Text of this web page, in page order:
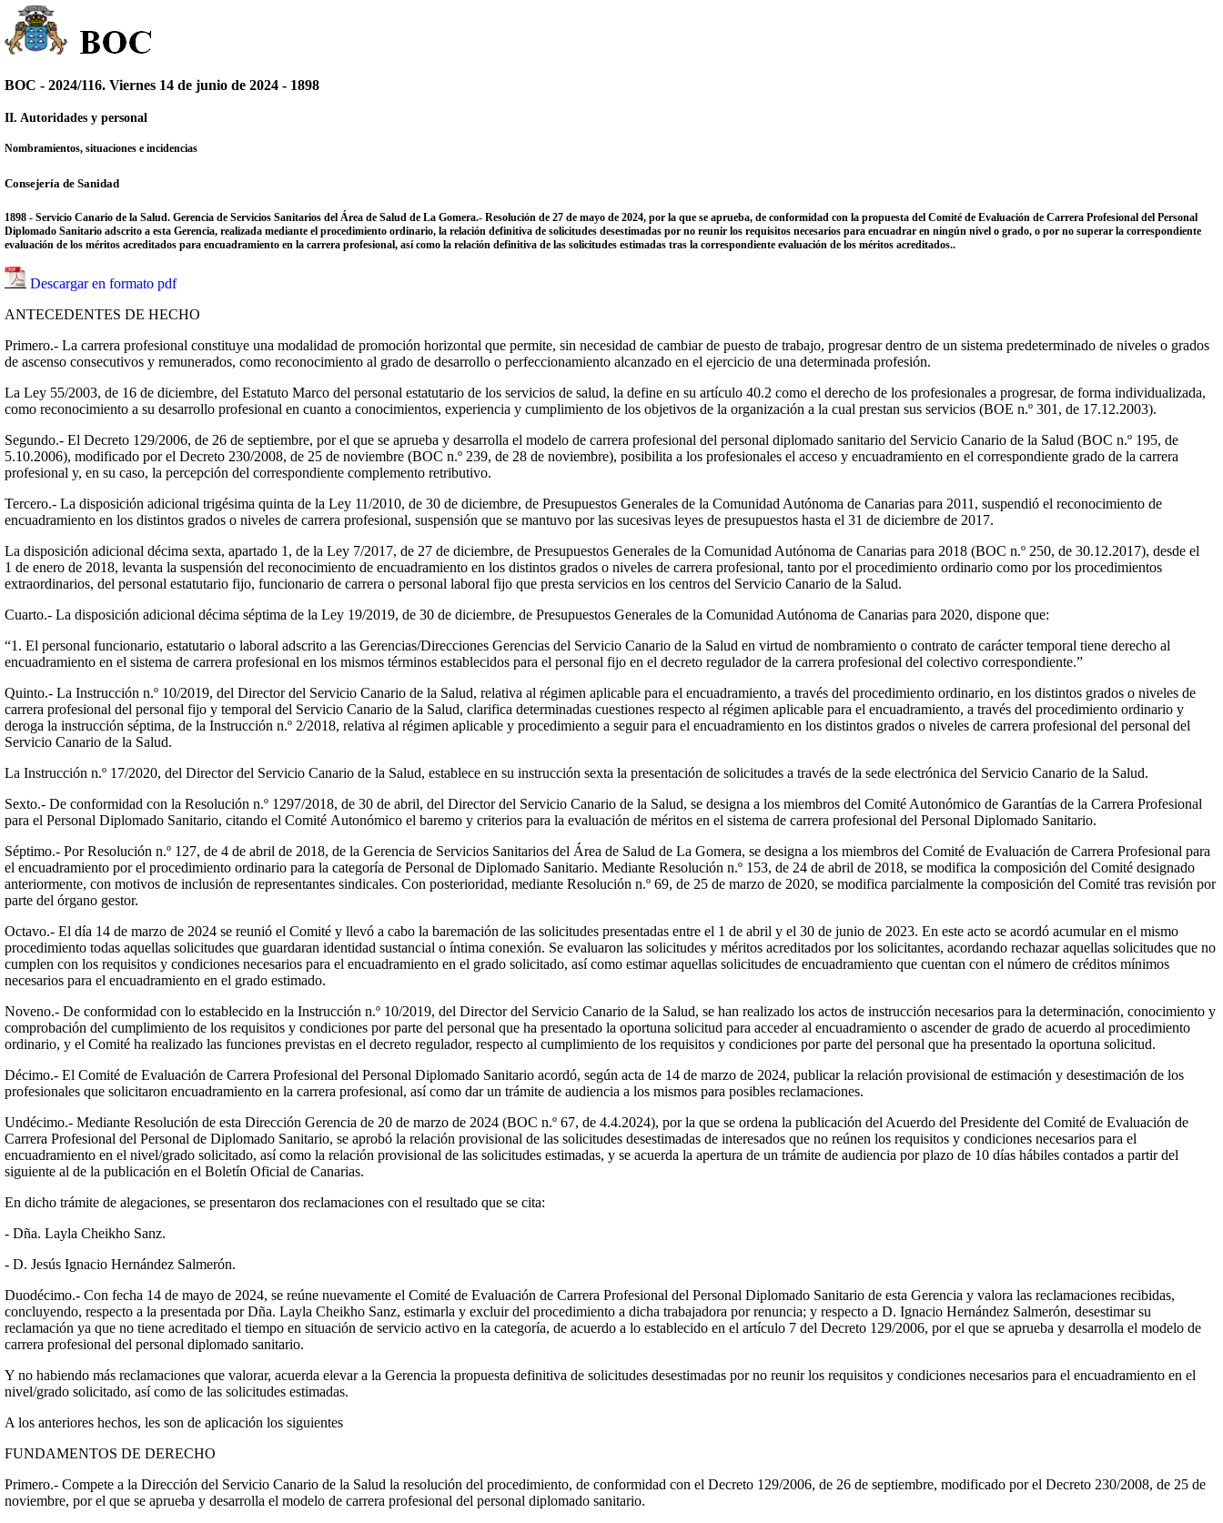
BOC - 2024/116. Viernes 14 de junio de 2024 - 1898
II. Autoridades y personal
Nombramientos, situaciones e incidencias
Consejería de Sanidad
1898 - Servicio Canario de la Salud. Gerencia de Servicios Sanitarios del Área de Salud de La Gomera.- Resolución de 27 de mayo de 2024, por la que se aprueba, de conformidad con la propuesta del Comité de Evaluación de Carrera Profesional del Personal
Diplomado Sanitario adscrito a esta Gerencia, realizada mediante el procedimiento ordinario, la relación definitiva de solicitudes desestimadas por no reunir los requisitos necesarios para encuadrar en ningún nivel o grado, o por no superar la correspondiente
evaluación de los méritos acreditados para encuadramiento en la carrera profesional, así como la relación definitiva de las solicitudes estimadas tras la correspondiente evaluación de los méritos acreditados..
Descargar en formato pdf
ANTECEDENTES DE HECHO
Primero.- La carrera profesional constituye una modalidad de promoción horizontal que permite, sin necesidad de cambiar de puesto de trabajo, progresar dentro de un sistema predeterminado de niveles o grados
de ascenso consecutivos y remunerados, como reconocimiento al grado de desarrollo o perfeccionamiento alcanzado en el ejercicio de una determinada profesión.
La Ley 55/2003, de 16 de diciembre, del Estatuto Marco del personal estatutario de los servicios de salud, la define en su artículo 40.2 como el derecho de los profesionales a progresar, de forma individualizada,
como reconocimiento a su desarrollo profesional en cuanto a conocimientos, experiencia y cumplimiento de los objetivos de la organización a la cual prestan sus servicios (BOE n.º 301, de 17.12.2003).
Segundo.- El Decreto 129/2006, de 26 de septiembre, por el que se aprueba y desarrolla el modelo de carrera profesional del personal diplomado sanitario del Servicio Canario de la Salud (BOC n.º 195, de
5.10.2006), modificado por el Decreto 230/2008, de 25 de noviembre (BOC n.º 239, de 28 de noviembre), posibilita a los profesionales el acceso y encuadramiento en el correspondiente grado de la carrera
profesional y, en su caso, la percepción del correspondiente complemento retributivo.
Tercero.- La disposición adicional trigésima quinta de la Ley 11/2010, de 30 de diciembre, de Presupuestos Generales de la Comunidad Autónoma de Canarias para 2011, suspendió el reconocimiento de
encuadramiento en los distintos grados o niveles de carrera profesional, suspensión que se mantuvo por las sucesivas leyes de presupuestos hasta el 31 de diciembre de 2017.
La disposición adicional décima sexta, apartado 1, de la Ley 7/2017, de 27 de diciembre, de Presupuestos Generales de la Comunidad Autónoma de Canarias para 2018 (BOC n.º 250, de 30.12.2017), desde el
1 de enero de 2018, levanta la suspensión del reconocimiento de encuadramiento en los distintos grados o niveles de carrera profesional, tanto por el procedimiento ordinario como por los procedimientos
extraordinarios, del personal estatutario fijo, funcionario de carrera o personal laboral fijo que presta servicios en los centros del Servicio Canario de la Salud.
Cuarto.- La disposición adicional décima séptima de la Ley 19/2019, de 30 de diciembre, de Presupuestos Generales de la Comunidad Autónoma de Canarias para 2020, dispone que:
“1. El personal funcionario, estatutario o laboral adscrito a las Gerencias/Direcciones Gerencias del Servicio Canario de la Salud en virtud de nombramiento o contrato de carácter temporal tiene derecho al
encuadramiento en el sistema de carrera profesional en los mismos términos establecidos para el personal fijo en el decreto regulador de la carrera profesional del colectivo correspondiente.”
Quinto.- La Instrucción n.º 10/2019, del Director del Servicio Canario de la Salud, relativa al régimen aplicable para el encuadramiento, a través del procedimiento ordinario, en los distintos grados o niveles de
carrera profesional del personal fijo y temporal del Servicio Canario de la Salud, clarifica determinadas cuestiones respecto al régimen aplicable para el encuadramiento, a través del procedimiento ordinario y
deroga la instrucción séptima, de la Instrucción n.º 2/2018, relativa al régimen aplicable y procedimiento a seguir para el encuadramiento en los distintos grados o niveles de carrera profesional del personal del
Servicio Canario de la Salud.
La Instrucción n.º 17/2020, del Director del Servicio Canario de la Salud, establece en su instrucción sexta la presentación de solicitudes a través de la sede electrónica del Servicio Canario de la Salud.
Sexto.- De conformidad con la Resolución n.º 1297/2018, de 30 de abril, del Director del Servicio Canario de la Salud, se designa a los miembros del Comité Autonómico de Garantías de la Carrera Profesional
para el Personal Diplomado Sanitario, citando el Comité Autonómico el baremo y criterios para la evaluación de méritos en el sistema de carrera profesional del Personal Diplomado Sanitario.
Séptimo.- Por Resolución n.º 127, de 4 de abril de 2018, de la Gerencia de Servicios Sanitarios del Área de Salud de La Gomera, se designa a los miembros del Comité de Evaluación de Carrera Profesional para
el encuadramiento por el procedimiento ordinario para la categoría de Personal de Diplomado Sanitario. Mediante Resolución n.º 153, de 24 de abril de 2018, se modifica la composición del Comité designado
anteriormente, con motivos de inclusión de representantes sindicales. Con posterioridad, mediante Resolución n.º 69, de 25 de marzo de 2020, se modifica parcialmente la composición del Comité tras revisión por
parte del órgano gestor.
Octavo.- El día 14 de marzo de 2024 se reunió el Comité y llevó a cabo la baremación de las solicitudes presentadas entre el 1 de abril y el 30 de junio de 2023. En este acto se acordó acumular en el mismo
procedimiento todas aquellas solicitudes que guardaran identidad sustancial o íntima conexión. Se evaluaron las solicitudes y méritos acreditados por los solicitantes, acordando rechazar aquellas solicitudes que no
cumplen con los requisitos y condiciones necesarios para el encuadramiento en el grado solicitado, así como estimar aquellas solicitudes de encuadramiento que cuentan con el número de créditos mínimos
necesarios para el encuadramiento en el grado estimado.
Noveno.- De conformidad con lo establecido en la Instrucción n.º 10/2019, del Director del Servicio Canario de la Salud, se han realizado los actos de instrucción necesarios para la determinación, conocimiento y
comprobación del cumplimiento de los requisitos y condiciones por parte del personal que ha presentado la oportuna solicitud para acceder al encuadramiento o ascender de grado de acuerdo al procedimiento
ordinario, y el Comité ha realizado las funciones previstas en el decreto regulador, respecto al cumplimiento de los requisitos y condiciones por parte del personal que ha presentado la oportuna solicitud.
Décimo.- El Comité de Evaluación de Carrera Profesional del Personal Diplomado Sanitario acordó, según acta de 14 de marzo de 2024, publicar la relación provisional de estimación y desestimación de los
profesionales que solicitaron encuadramiento en la carrera profesional, así como dar un trámite de audiencia a los mismos para posibles reclamaciones.
Undécimo.- Mediante Resolución de esta Dirección Gerencia de 20 de marzo de 2024 (BOC n.º 67, de 4.4.2024), por la que se ordena la publicación del Acuerdo del Presidente del Comité de Evaluación de
Carrera Profesional del Personal de Diplomado Sanitario, se aprobó la relación provisional de las solicitudes desestimadas de interesados que no reúnen los requisitos y condiciones necesarios para el
encuadramiento en el nivel/grado solicitado, así como la relación provisional de las solicitudes estimadas, y se acuerda la apertura de un trámite de audiencia por plazo de 10 días hábiles contados a partir del
siguiente al de la publicación en el Boletín Oficial de Canarias.
En dicho trámite de alegaciones, se presentaron dos reclamaciones con el resultado que se cita:
- Dña. Layla Cheikho Sanz.
- D. Jesús Ignacio Hernández Salmerón.
Duodécimo.- Con fecha 14 de mayo de 2024, se reúne nuevamente el Comité de Evaluación de Carrera Profesional del Personal Diplomado Sanitario de esta Gerencia y valora las reclamaciones recibidas,
concluyendo, respecto a la presentada por Dña. Layla Cheikho Sanz, estimarla y excluir del procedimiento a dicha trabajadora por renuncia; y respecto a D. Ignacio Hernández Salmerón, desestimar su
reclamación ya que no tiene acreditado el tiempo en situación de servicio activo en la categoría, de acuerdo a lo establecido en el artículo 7 del Decreto 129/2006, por el que se aprueba y desarrolla el modelo de
carrera profesional del personal diplomado sanitario.
Y no habiendo más reclamaciones que valorar, acuerda elevar a la Gerencia la propuesta definitiva de solicitudes desestimadas por no reunir los requisitos y condiciones necesarios para el encuadramiento en el
nivel/grado solicitado, así como de las solicitudes estimadas.
A los anteriores hechos, les son de aplicación los siguientes
FUNDAMENTOS DE DERECHO
Primero.- Compete a la Dirección del Servicio Canario de la Salud la resolución del procedimiento, de conformidad con el Decreto 129/2006, de 26 de septiembre, modificado por el Decreto 230/2008, de 25 de
noviembre, por el que se aprueba y desarrolla el modelo de carrera profesional del personal diplomado sanitario.